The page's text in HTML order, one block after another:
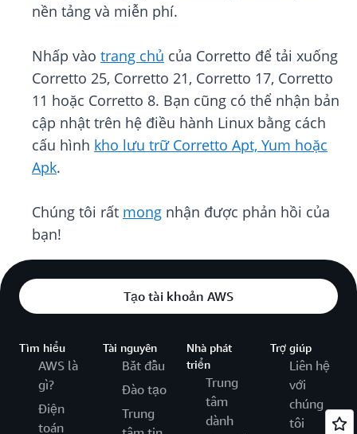
nền tảng và miễn phí.
Nhấp vào trang chủ của Corretto để tải xuống
Corretto 25, Corretto 21, Corretto 17, Corretto
11 hoặc Corretto 8. Bạn cũng có thể nhận bản
cập nhật trên hệ điều hành Linux bằng cách
cấu hình kho lưu trữ Corretto Apt, Yum hoặc
Apk.
Chúng tôi rất mong nhận được phản hồi của
bạn!
Tạo tài khoản AWS
Tìm hiểu
AWS là
gì?
Điện
toán
Tài nguyên
Bắt đầu
Đào tạo
Trung
Nhà phát
triển
Trung
tâm
dành
Trợ giúp
Liên hệ
với
chúng
tôi